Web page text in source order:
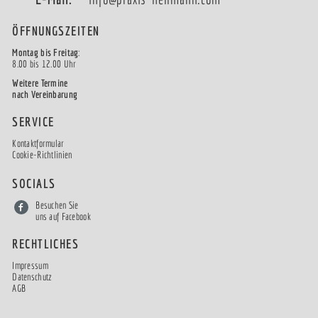
ÖFFNUNGSZEITEN
Montag bis Freitag:
8.00 bis 12.00 Uhr
Weitere Termine
nach Vereinbarung
SERVICE
Kontaktformular
Cookie-Richtlinien
SOCIALS
Besuchen Sie
uns auf Facebook
RECHTLICHES
Impressum
Datenschutz
AGB